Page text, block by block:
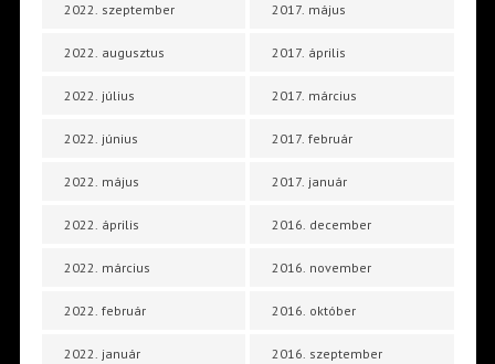
2022. szeptember
2022. augusztus
2022. július
2022. június
2022. május
2022. április
2022. március
2022. február
2022. január
2017. május
2017. április
2017. március
2017. február
2017. január
2016. december
2016. november
2016. október
2016. szeptember